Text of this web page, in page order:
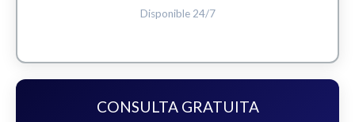
Disponible 24/7
CONSULTA GRATUITA